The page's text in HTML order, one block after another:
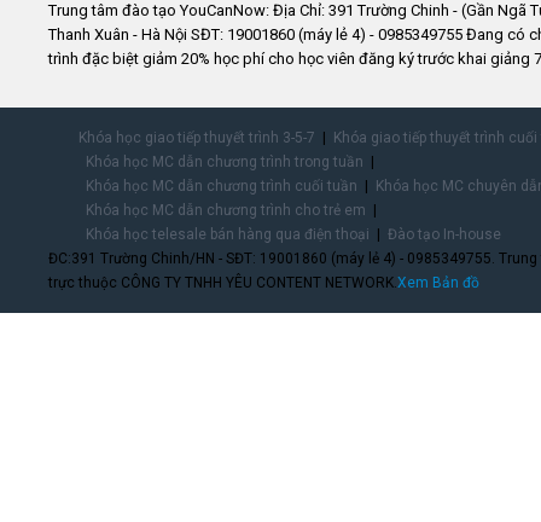
Trung tâm đào tạo YouCanNow: Địa Chỉ: 391 Trường Chinh - (Gần Ngã
Thanh Xuân - Hà Nội SĐT: 19001860 (máy lẻ 4) - 0985349755 Đang có
trình đặc biệt giảm 20% học phí cho học viên đăng ký trước khai giảng
Khóa học giao tiếp thuyết trình 3-5-7
Khóa giao tiếp thuyết trình
Khóa học MC dẫn chương trình trong tuần
Khóa học MC dẫn chương trình cuối tuần
Khóa học MC chuyên
Khóa học MC dẫn chương trình cho trẻ em
Khóa học telesale bán hàng qua điện thoại
Đào tạo In-house
ĐC:391 Trường Chinh/HN - SĐT: 19001860 (máy lẻ 4) - 0985349755.
trực thuộc CÔNG TY TNHH YÊU CONTENT NETWORK.Xem Bản đồ